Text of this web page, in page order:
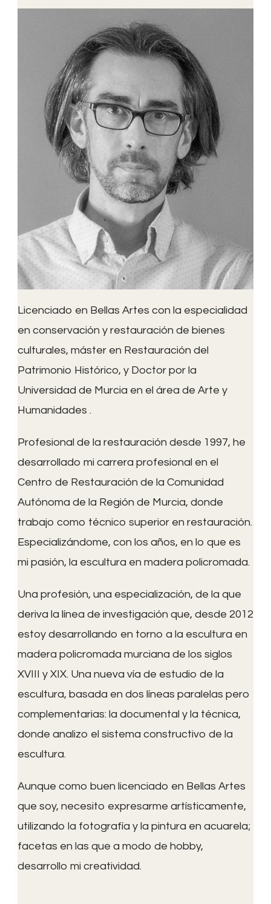
Licenciado en Bellas Artes con la especialidad
en conservación y restauración de bienes
culturales, máster en Restauración del
Patrimonio Histórico, y Doctor por la
Universidad de Murcia en el área de Arte y
Humanidades .
Profesional de la restauración desde 1997, he
desarrollado mi carrera profesional en el
Centro de Restauración de la Comunidad
Autónoma de la Región de Murcia, donde
trabajo como técnico superior en restauración.
Especializándome, con los años, en lo que es
mi pasión, la escultura en madera policromada.
Una profesión, una especialización, de la que
deriva la línea de investigación que, desde 2012
estoy desarrollando en torno a la escultura en
madera policromada murciana de los siglos
XVIII y XIX. Una nueva vía de estudio de la
escultura, basada en dos líneas paralelas pero
complementarias: la documental y la técnica,
donde analizo el sistema constructivo de la
escultura.
Aunque como buen licenciado en Bellas Artes
que soy, necesito expresarme artísticamente,
utilizando la fotografía y la pintura en acuarela;
facetas en las que a modo de hobby,
desarrollo mi creatividad.